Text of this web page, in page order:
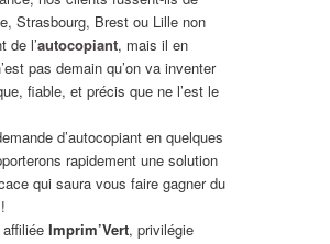
Strasbourg, Brest ou Lille non
de l’autocopiant, mais il en
pas demain qu’on va inventer
fiable, et précis que ne l’est le
d’autocopiant en quelques
rapidement une solution
qui saura vous faire gagner du
Imprim’Vert, privilégie